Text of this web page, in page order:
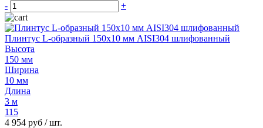
-
+
Плинтус L-образный 150х10 мм AISI304 шлифованный
Высота
150 мм
Ширина
10 мм
Длина
3 м
115
4 954 руб / шт.